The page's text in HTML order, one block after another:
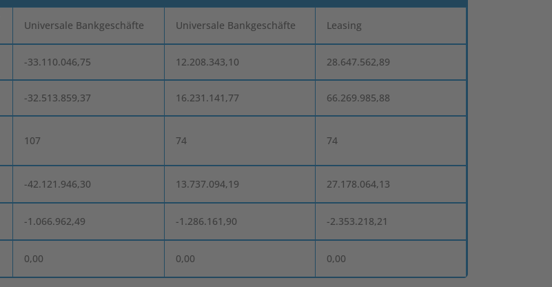
Universale Bankgeschäfte Universale Bankgeschäfte Leasing
-33.110.046,75 12.208.343,10 28.647.562,89
-32.513.859,37 16.231.141,77 66.269.985,88
107 74 74
-42.121.946,30 13.737.094,19 27.178.064,13
-1.066.962,49 -1.286.161,90 -2.353.218,21
0,00 0,00 0,00